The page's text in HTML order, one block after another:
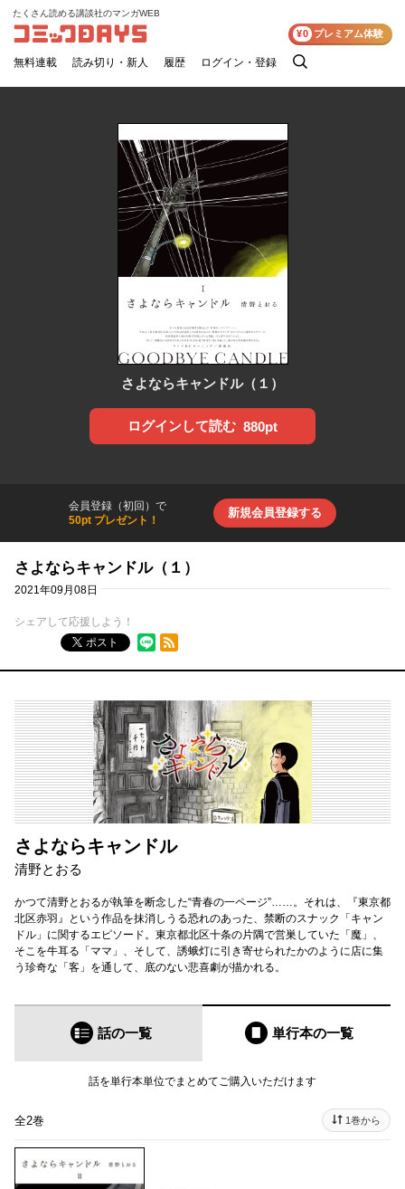
コミックDAYS
たくさん読める講談社のマンガWEB
無料連載 読み切り・新人 履歴 ログイン・登録
検
¥0 プレミアム体験
さよならキャンドル（１）
ログインして読む 880pt
会員登録（初回）で
50pt プレゼント！
新規会員登録する
さよならキャンドル（１）
2021年09月08日
シェアして応援しよう！
ポスト
RSSフィード
さよならキャンドル
清野とおる
かつて清野とおるが執筆を断念した“青春の一ページ”……。それは、『東京都
北区赤羽』という作品を抹消しうる恐れのあった、禁断のスナック「キャン
ドル」に関するエピソード。東京都北区十条の片隅で営巣していた「魔」、
そこを牛耳る「ママ」、そして、誘蛾灯に引き寄せられたかのように店に集
う珍奇な「客」を通して、底のない悲喜劇が描かれる。
話の一覧 単行本の一覧
話を単行本単位でまとめてご購入いただけます
全2巻 1巻から